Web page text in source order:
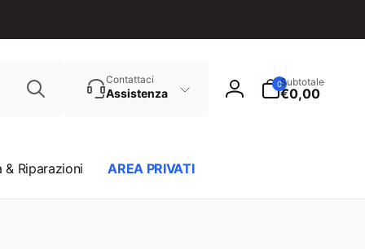
Contattaci
Assistenza Accedi
0
articoli
Subtotale
€0,00
& Riparazioni AREA PRIVATI